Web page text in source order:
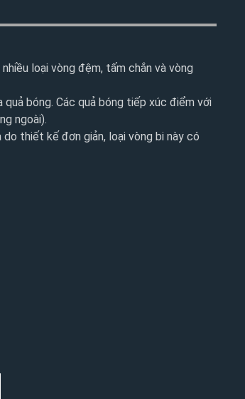
loại vòng đệm, tấm chắn và vòng
bóng. Các quả bóng tiếp xúc điểm với
ngoài).
thiết kế đơn giản, loại vòng bi này có